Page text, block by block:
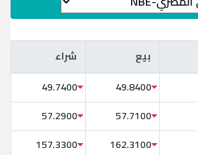
بيع شراء بيع
شراء
49.8400
49.7400
57.7100
57.2900
162.3100
157.3300